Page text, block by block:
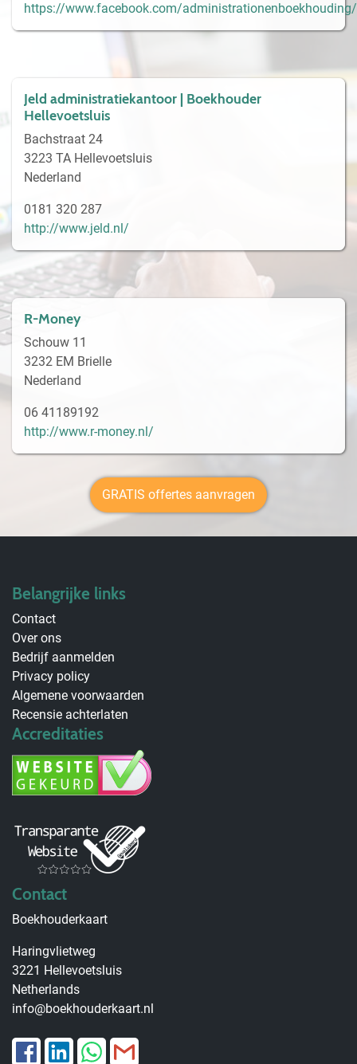
https://www.facebook.com/administrationenboekhouding/
Jeld administratiekantoor | Boekhouder
Hellevoetsluis
Bachstraat 24
3223 TA Hellevoetsluis
Nederland
0181 320 287
http://www.jeld.nl/
R-Money
Schouw 11
3232 EM Brielle
Nederland
06 41189192
http://www.r-money.nl/
GRATIS offertes aanvragen
Belangrijke links
Contact
Over ons
Bedrijf aanmelden
Privacy policy
Algemene voorwaarden
Recensie achterlaten
Accreditaties
Contact
Boekhouderkaart
Haringvlietweg
3221 Hellevoetsluis
Netherlands
info@boekhouderkaart.nl